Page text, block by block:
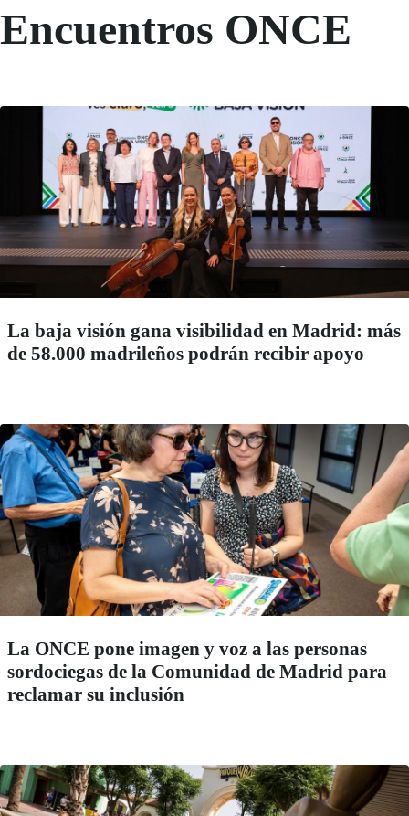
Encuentros ONCE
La baja visión gana visibilidad en Madrid: más
de 58.000 madrileños podrán recibir apoyo
La ONCE pone imagen y voz a las personas
sordociegas de la Comunidad de Madrid para
reclamar su inclusión